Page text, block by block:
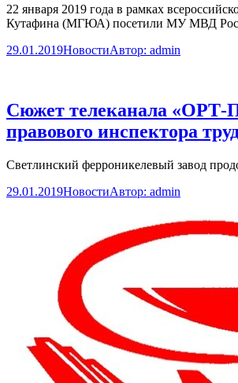
22 января 2019 года в рамках
Кутафина (МГЮА) посетили МУ МВД
29.01.2019НовостиАвтор: admin
Сюжет телеканала «ОРТ-
правового инспектора
Светлинский ферроникелевый завод
29.01.2019НовостиАвтор: admin